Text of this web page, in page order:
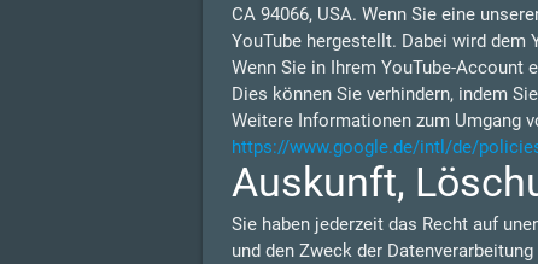
CA 94066, USA. Wenn Sie eine
YouTube hergestellt. Dabei wird dem
Wenn Sie in Ihrem YouTube-Account
Dies können Sie verhindern, indem
Weitere Informationen zum Umgang
https://www.google.de/intl/de/
Auskunft,
Sie haben jederzeit das Recht auf
und den Zweck der